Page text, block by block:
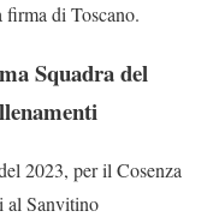
di Toscano.
Squadra del
2023, per il Cosenza
al Sanvitino